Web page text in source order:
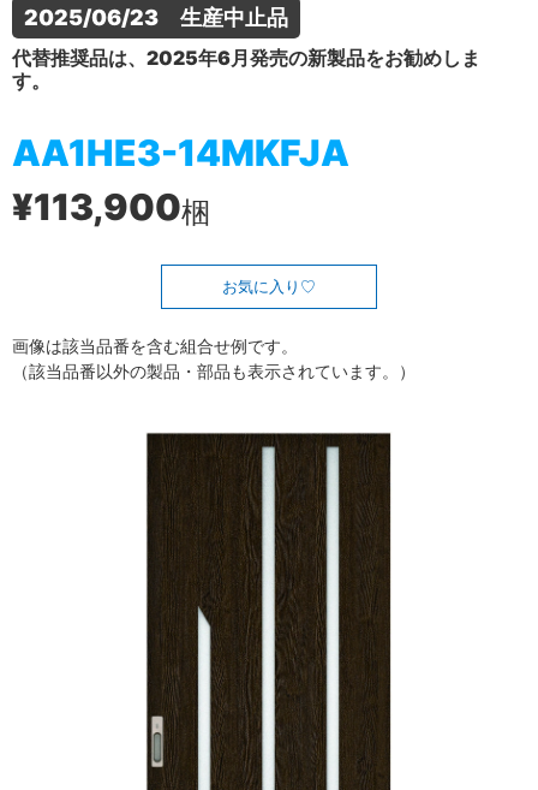
2025/06/23　生産中止品
代替推奨品は、2025年6月発売の新製品をお勧めしま
す。
AA1HE3-14MKFJA
¥113,900梱
お気に入り
画像は該当品番を含む組合せ例です。
（該当品番以外の製品・部品も表示されています。）